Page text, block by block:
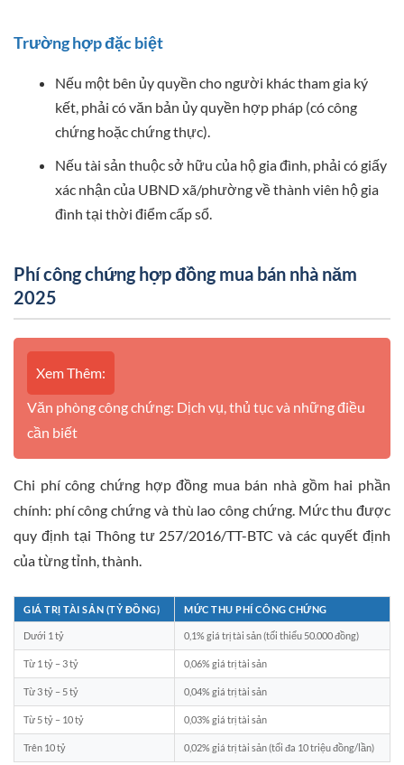
Trường hợp đặc biệt
Nếu một bên ủy quyền cho người khác tham gia ký
kết, phải có văn bản ủy quyền hợp pháp (có công
chứng hoặc chứng thực).
Nếu tài sản thuộc sở hữu của hộ gia đình, phải có giấy
xác nhận của UBND xã/phường về thành viên hộ gia
đình tại thời điểm cấp sổ.
Phí công chứng hợp đồng mua bán nhà năm
2025
Xem Thêm:
Văn phòng công chứng: Dịch vụ, thủ tục và những điều
cần biết
Chi phí công chứng hợp đồng mua bán nhà gồm hai phần
chính: phí công chứng và thù lao công chứng. Mức thu được
quy định tại Thông tư 257/2016/TT-BTC và các quyết định
của từng tỉnh, thành.
GIÁ TRỊ TÀI SẢN (TỶ ĐỒNG) MỨC THU PHÍ CÔNG CHỨNG
Dưới 1 tỷ 0,1% giá trị tài sản (tối thiểu 50.000 đồng)
Từ 1 tỷ – 3 tỷ 0,06% giá trị tài sản
Từ 3 tỷ – 5 tỷ 0,04% giá trị tài sản
Từ 5 tỷ – 10 tỷ 0,03% giá trị tài sản
Trên 10 tỷ 0,02% giá trị tài sản (tối đa 10 triệu đồng/lần)